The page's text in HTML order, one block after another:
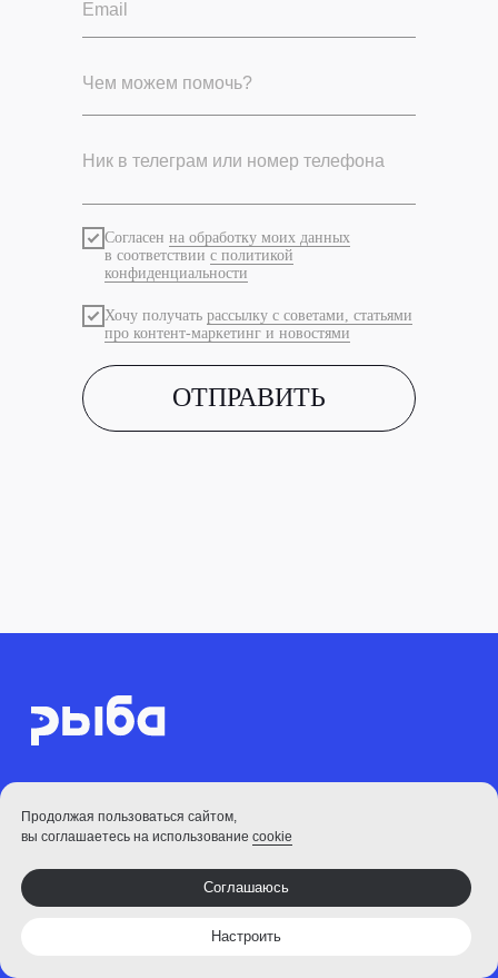
Продолжая пользоваться сайтом,
вы соглашаетесь на использование cookie
Соглашаюсь
Настроить
Согласен на обработку моих данных
в соответствии с политикой
конфиденциальности
Хочу получать рассылку с советами, статьями
про контент-маркетинг и новостями
ОТПРАВИТЬ